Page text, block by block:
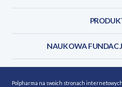
NAUKOWA
Polpharma na swoich stronach